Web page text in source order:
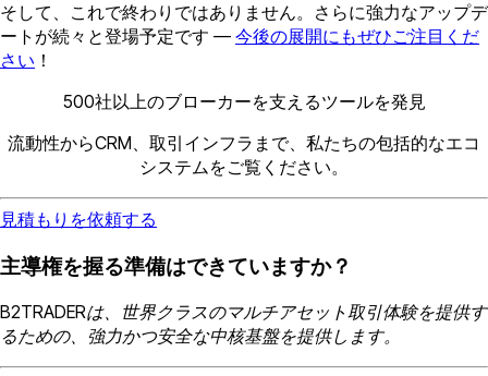
そして、これで終わりではありません。さらに強力なアップデ
ートが続々と登場予定です — 今後の展開にもぜひご注目くだ
さい ！
500社以上のブローカーを支えるツールを発見
流動性からCRM、取引インフラまで、私たちの包括的なエコ
システムをご覧ください。
見積もりを依頼する
主導権を握る準備はできていますか？
B2TRADERは、世界クラスのマルチアセット取引体験を提供す
るための、強力かつ安全な中核基盤を提供します。